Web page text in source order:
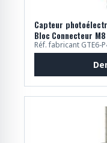
Capteur
Bloc Connecteur
Réf. fabricant GTE6-